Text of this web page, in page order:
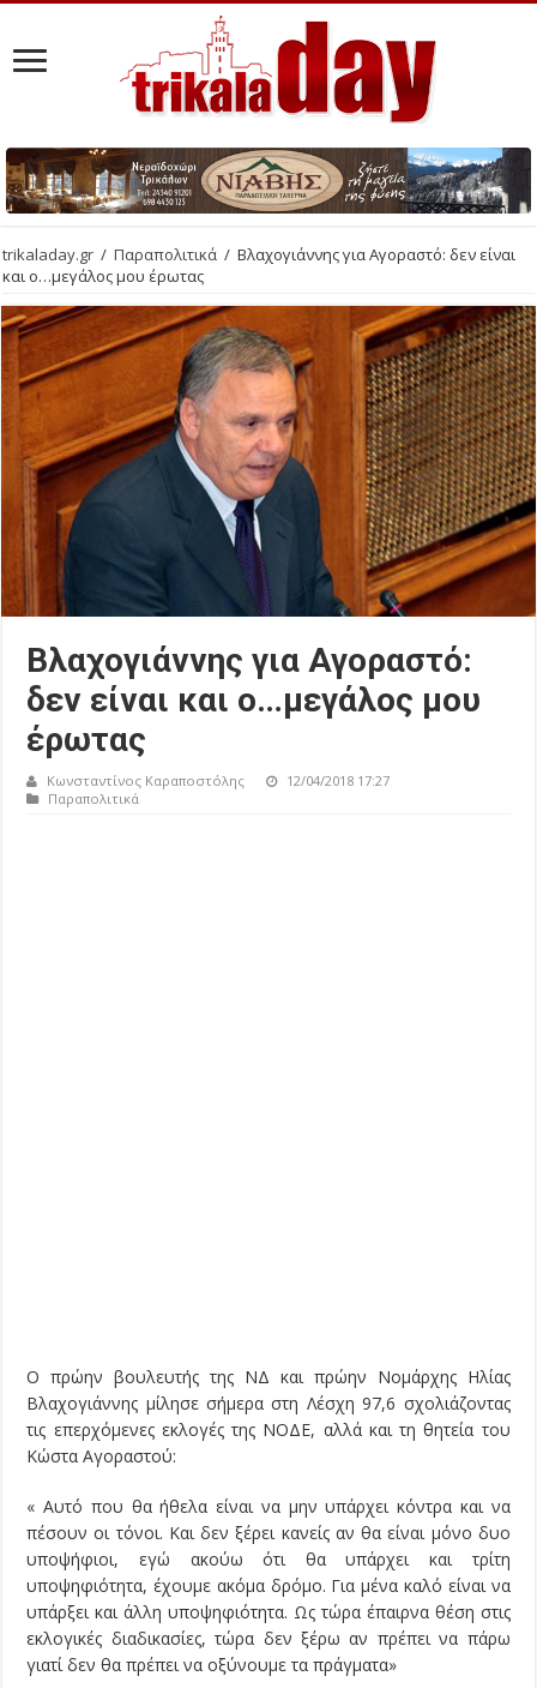
trikaladay.gr / Παραπολιτικά / Βλαχογιάννης για Αγοραστό: δεν είναι
και ο…μεγάλος μου έρωτας
Βλαχογιάννης για Αγοραστό:
δεν είναι και ο…μεγάλος μου
έρωτας
Κωνσταντίνος Καραποστόλης
12/04/2018 17:27
Παραπολιτικά
Ο πρώην βουλευτής της ΝΔ και πρώην Νομάρχης Ηλίας
Βλαχογιάννης μίλησε σήμερα στη Λέσχη 97,6 σχολιάζοντας
τις επερχόμενες εκλογές της ΝΟΔΕ, αλλά και τη θητεία του
Κώστα Αγοραστού:
« Αυτό που θα ήθελα είναι να μην υπάρχει κόντρα και να
πέσουν οι τόνοι. Και δεν ξέρει κανείς αν θα είναι μόνο δυο
υποψήφιοι, εγώ ακούω ότι θα υπάρχει και τρίτη
υποψηφιότητα, έχουμε ακόμα δρόμο. Για μένα καλό είναι να
υπάρξει και άλλη υποψηφιότητα. Ως τώρα έπαιρνα θέση στις
εκλογικές διαδικασίες, τώρα δεν ξέρω αν πρέπει να πάρω
γιατί δεν θα πρέπει να οξύνουμε τα πράγματα»